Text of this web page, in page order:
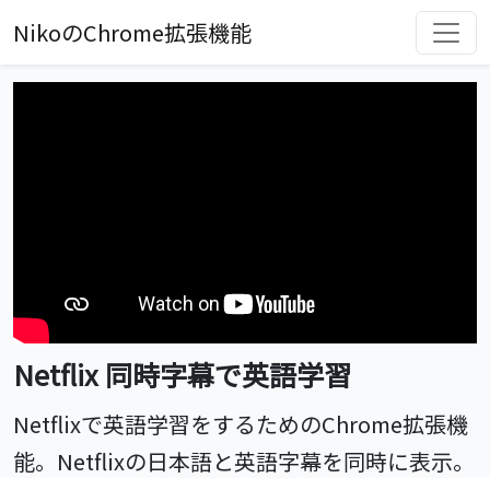
NikoのChrome拡張機能
Netflix 同時字幕で英語学習
Netflixで英語学習をするためのChrome拡張機
能。Netflixの日本語と英語字幕を同時に表示。